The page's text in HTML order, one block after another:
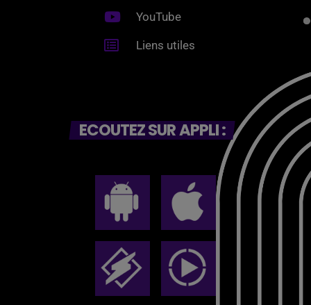
YouTube
Liens utiles
ECOUTEZ SUR APPLI :